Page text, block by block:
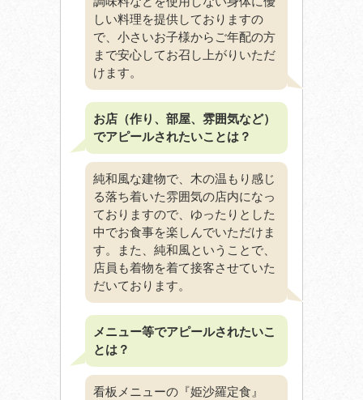
しい料理を提供しておりますの
で、小さいお子様からご年配の方
まで安心してお召し上がりいただ
けます。
お店（作り、部屋、雰囲気など）
でアピールされたいことは？
純和風な建物で、木の温もり感じ
る落ち着いた雰囲気の店内になっ
ておりますので、ゆったりとした
中でお食事を楽しんでいただけま
す。また、純和風ということで、
店員も着物を着て接客させていた
だいております。
メニュー等でアピールされたいこ
とは？
看板メニューの『姫沙羅定食』